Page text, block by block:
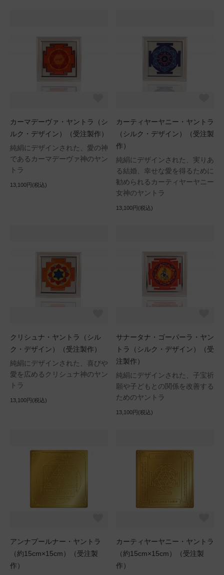
カーマデーヴァ・ヤントラ（シ
ルク・デザイン）（受注製作）
純絹にデザインされた、愛の神
であるカーマデーヴァ神のヤン
トラ
13,100円(税込)
カーティヤーヤニー・ヤントラ
（シルク・デザイン）（受注製
作）
純絹にデザインされた、実りあ
る結婚、幸せな愛を得るために
勧められるカーティヤーヤニー
女神のヤントラ
13,100円(税込)
クリシュナ・ヤントラ（シル
ク・デザイン）（受注製作）
純絹にデザインされた、喜びや
愛を広めるクリシュナ神のヤン
トラ
13,100円(税込)
サナータナ・ゴーパーラ・ヤン
トラ（シルク・デザイン）（受
注製作）
純絹にデザインされた、子宝祈
願や子どもとの関係を改善する
ためのヤントラ
13,100円(税込)
アンナプールナー・ヤントラ
（約15cm×15cm）（受注製
作）
カーティヤーヤニー・ヤントラ
（約15cm×15cm）（受注製
作）